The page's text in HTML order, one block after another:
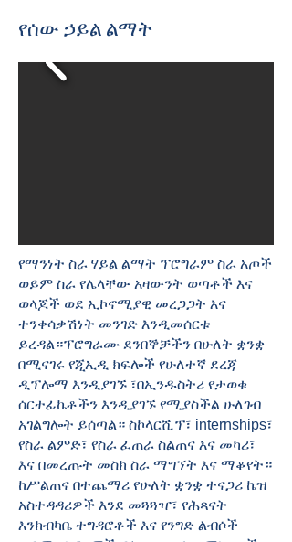
የሰው ኃይል ልማት
የማንነት ስራ ሃይል ልማት ፕሮግራም ስራ አጦች
ወይም ስራ የሌላቸው አዛውንት ወጣቶች እና
ወላጆች ወደ ኢኮኖሚያዊ መረጋጋት እና
ተንቀሳቃሽነት መንገድ እንዲመሰርቱ
ይረዳል።ፕሮግራሙ ደንበኞቻችን በሁለት ቋንቋ
በሚናገሩ የጂኢዲ ክፍሎች የሁለተኛ ደረጃ
ዲፕሎማ እንዲያገኙ ፣በኢንዱስትሪ የታወቁ
ሰርተፊኬቶችን እንዲያገኙ የሚያስችል ሁለገብ
አገልግሎት ይሰጣል። ስኮላርሺፕ፣ internships፣
የስራ ልምድ፣ የስራ ፈጠራ ስልጠና እና መካሪ፣
እና በመረጡት መስክ ስራ ማግኘት እና ማቆየት።
ከሥልጠና በተጨማሪ የሁለት ቋንቋ ተናጋሪ ኬዝ
አስተዳዳሪዎች እንደ መጓጓዣ፣ የሕጻናት
እንክብካቤ ተግዳሮቶች እና የንግድ ልብሶች